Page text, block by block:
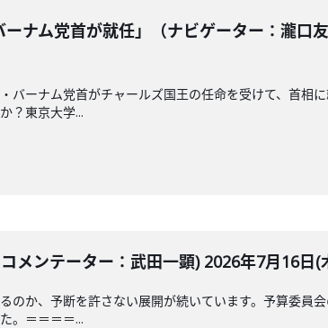
ーナム党首が就任」（ナビゲーター：瀧口
バーナム党首がチャールズ国王の任命を受けて、首相
？東京大学...
メンテーター：武田一顕) 2026年7月16日(
のか、予断を許さない展開が続いています。予算委員
。＝＝＝＝...